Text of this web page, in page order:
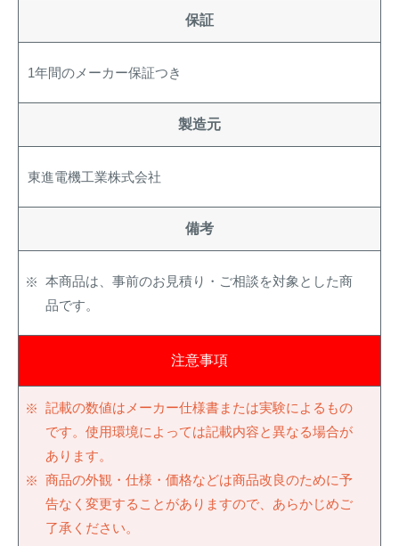
保証
1年間のメーカー保証つき
製造元
東進電機工業株式会社
備考
本商品は、事前のお見積り・ご相談を対象とした商
品です。
注意事項
記載の数値はメーカー仕様書または実験によるもの
です。使用環境によっては記載内容と異なる場合が
あります。
商品の外観・仕様・価格などは商品改良のために予
告なく変更することがありますので、あらかじめご
了承ください。